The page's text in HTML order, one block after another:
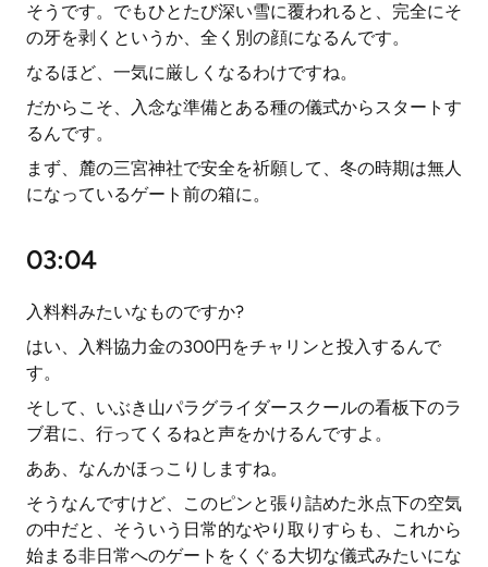
そうです。でもひとたび深い雪に覆われると、完全にそ
の牙を剥くというか、全く別の顔になるんです。
なるほど、一気に厳しくなるわけですね。
だからこそ、入念な準備とある種の儀式からスタートす
るんです。
まず、麓の三宮神社で安全を祈願して、冬の時期は無人
になっているゲート前の箱に。
03:04
入料料みたいなものですか?
はい、入料協力金の300円をチャリンと投入するんで
す。
そして、いぶき山パラグライダースクールの看板下のラ
ブ君に、行ってくるねと声をかけるんですよ。
ああ、なんかほっこりしますね。
そうなんですけど、このピンと張り詰めた氷点下の空気
の中だと、そういう日常的なやり取りすらも、これから
始まる非日常へのゲートをくぐる大切な儀式みたいにな